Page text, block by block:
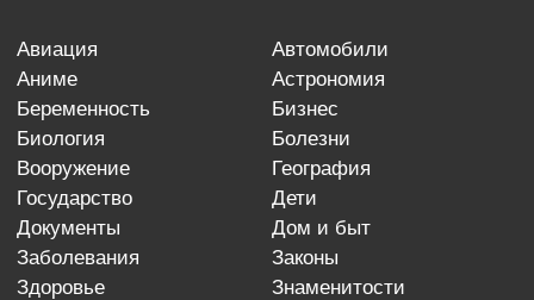
авиация
автомобили
аниме
астрономия
беременность
бизнес
биология
болезни
вооружение
география
государство
дети
документы
дом и быт
заболевания
законы
здоровье
знаменитости